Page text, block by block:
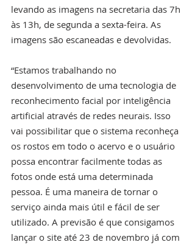
levando as imagens na secretaria das 7h
às 13h, de segunda a sexta-feira. As
imagens são escaneadas e devolvidas.
“Estamos trabalhando no
desenvolvimento de uma tecnologia de
reconhecimento facial por inteligência
artificial através de redes neurais. Isso
vai possibilitar que o sistema reconheça
os rostos em todo o acervo e o usuário
possa encontrar facilmente todas as
fotos onde está uma determinada
pessoa. É uma maneira de tornar o
serviço ainda mais útil e fácil de ser
utilizado. A previsão é que consigamos
lançar o site até 23 de novembro já com